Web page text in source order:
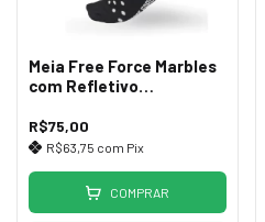
Meia Free Force Marbles
com Refletivo
R$75,00
R$63,75 com Pix
COMPRAR